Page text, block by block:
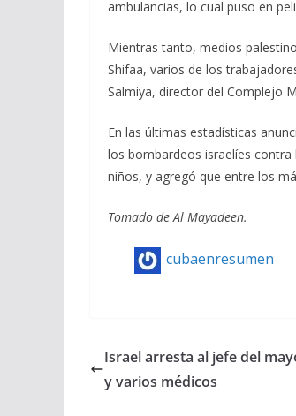
ambulancias, lo cual puso en
Mientras tanto, medios
Shifaa, varios de los
Salmiya, director del Complejo
En las últimas estadísticas
los bombardeos israelíes
niños, y agregó que entre los
Tomado de Al Mayadeen.
cubaenresumen
Israel arresta al jefe del
y varios médicos